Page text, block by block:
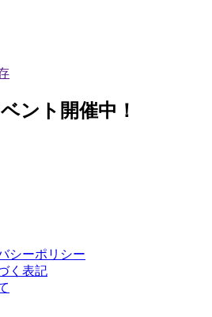
ント開催中！
シーポリシー
く表記